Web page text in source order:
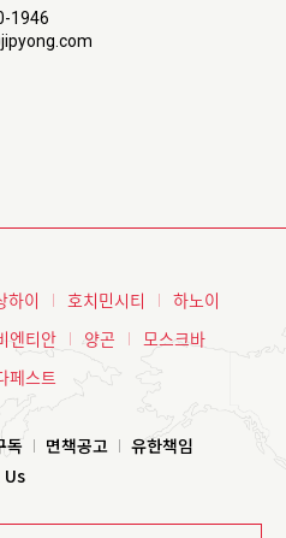
1946
하이 호치민시티
하노이
엔티안 양곤
모스크바
페스트
독 면책공고
유한책임